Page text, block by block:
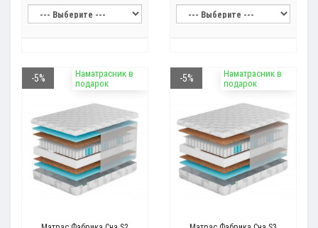
Наматрасник в
подарок
-5%
Наматрасник в
подарок
-5%